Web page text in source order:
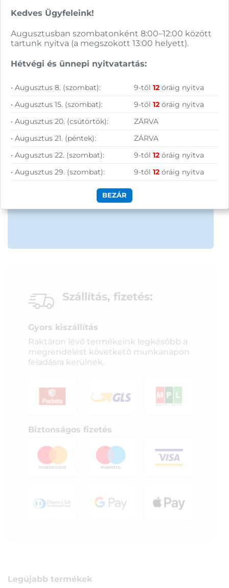
Vásárolj nálunk!
Nagy raktárkészlet
Garanciavállalás
Szolgáltatásaink vállalkozásoknak
Szállítás, fizetés:
Gyors kiszállítás
Raktáron lévő termékeink legkésőbb a
megrendelést követkető munkanapon
feladásra kerülnek.
Biztonságos fizetés
Legújabb termékek
Kedves Ügyfeleink!
Augusztusban szombatonként 8:00–12:00 között
tartunk nyitva (a megszokott 13:00 helyett).
Hétvégi és ünnepi nyitvatartás:
• Augusztus 8. (szombat): 9-től12 óráig nyitva
• Augusztus 15. (szombat):
9-től12 óráig nyitva
• Augusztus 20. (csütörtök):
ZÁRVA
• Augusztus 21. (péntek):
ZÁRVA
• Augusztus 22. (szombat):
9-től12 óráig nyitva
• Augusztus 29. (szombat):
9-től12 óráig nyitva
BEZÁR